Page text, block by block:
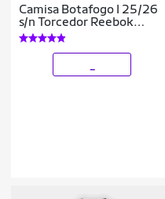
Camisa Botafogo I 25/26
s/n Torcedor Reebok
Feminina